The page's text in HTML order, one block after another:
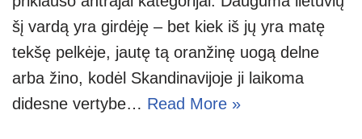
šį vardą yra girdėję – bet kiek iš jų yra matę
tekšę pelkėje, jautę tą oranžinę uogą delne
arba žino, kodėl Skandinavijoje ji laikoma
didesne vertybe… Read More »